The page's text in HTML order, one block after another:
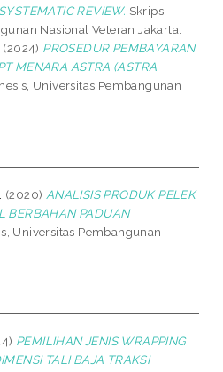
REVIEW. Skripsi
Nasional Veteran Jakarta.
(2024) PROSEDUR PEMBAYARAN
MENARA ASTRA (ASTRA
Universitas Pembangunan
(2020) ANALISIS PRODUK PELEK
BERBAHAN PADUAN
Universitas Pembangunan
PEMILIHAN JENIS WRAPPING
TALI BAJA TRAKSI